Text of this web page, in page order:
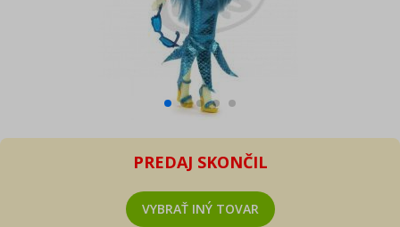
PREDAJ SKONČIL
VYBRAŤ INÝ TOVAR